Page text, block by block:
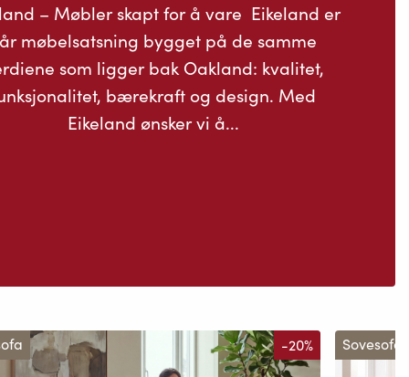
– Møbler skapt for å vare Eikeland er
møbelsatsning bygget på de samme
som ligger bak Oakland: kvalitet,
bærekraft og design. Med
Eikeland ønsker vi å...
-20% Sovesofa